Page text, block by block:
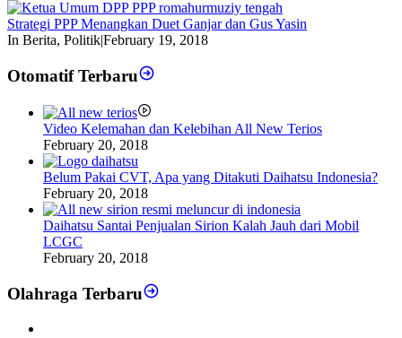
Strategi PPP Menangkan Duet Ganjar dan Gus Yasin
In Berita, Politik|February 19, 2018
Otomatif Terbaru
Video Kelemahan dan Kelebihan All New Terios
February 20, 2018
Belum Pakai CVT, Apa yang Ditakuti Daihatsu Indonesia?
February 20, 2018
Daihatsu Santai Penjualan Sirion Kalah Jauh dari Mobil
LCGC
February 20, 2018
Olahraga Terbaru